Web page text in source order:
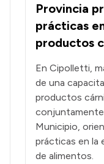
Provincia
prácticas
productos
En Cipolletti,
de una
productos
Municipio,
prácticas en la
de alimentos.